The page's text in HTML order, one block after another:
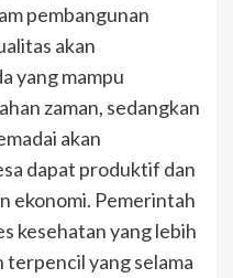
pembangunan
akan
yang mampu
zaman, sedangkan
akan
dapat produktif dan
ekonomi. Pemerintah
kesehatan yang lebih
yang selama